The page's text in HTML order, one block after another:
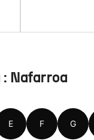
Nafarroa
E F G